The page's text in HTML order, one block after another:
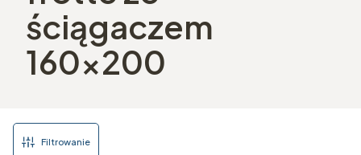
ściągaczem
160x200
Filtrowanie